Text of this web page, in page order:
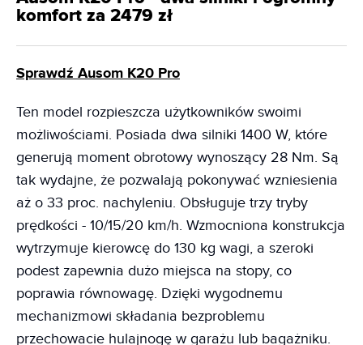
komfort za 2479 zł
Sprawdź Ausom K20 Pro
Ten model rozpieszcza użytkowników swoimi
możliwościami. Posiada dwa silniki 1400 W, które
generują moment obrotowy wynoszący 28 Nm. Są
tak wydajne, że pozwalają pokonywać wzniesienia
aż o 33 proc. nachyleniu. Obsługuje trzy tryby
prędkości - 10/15/20 km/h. Wzmocniona konstrukcja
wytrzymuje kierowcę do 130 kg wagi, a szeroki
podest zapewnia dużo miejsca na stopy, co
poprawia równowagę. Dzięki wygodnemu
mechanizmowi składania bezproblemu
przechowacie hulajnogę w garażu lub bagażniku.